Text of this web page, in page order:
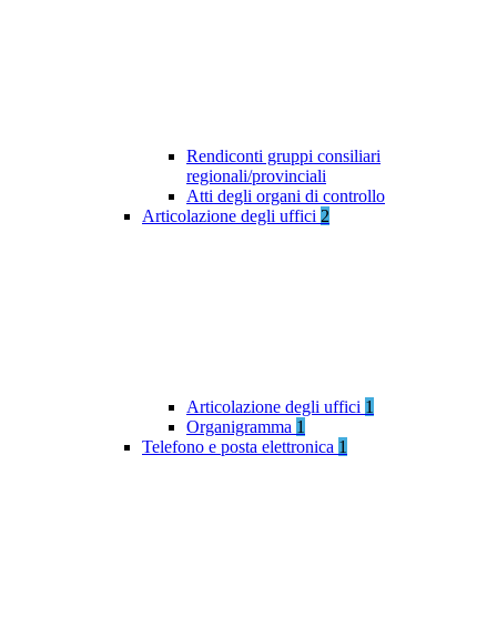
Rendiconti gruppi consiliari
regionali/provinciali
Atti degli organi di controllo
Articolazione degli uffici 2
Articolazione degli uffici 1
Organigramma 1
Telefono e posta elettronica 1